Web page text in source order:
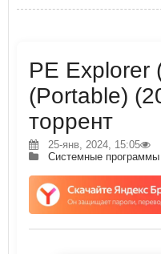
PE Explorer
(Portable)
торрент
25-янв, 2024, 15:05
Системные программы